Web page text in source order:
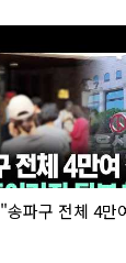
"송파구 전체 4만여 장 남아" 압